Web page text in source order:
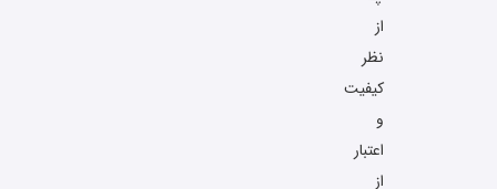
از
نظر
کیفیت
و
اعتبار
از